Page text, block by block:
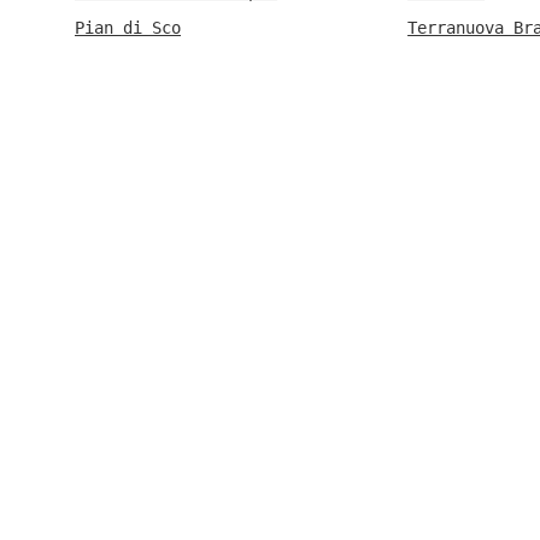
Pian di Sco
Terranuova